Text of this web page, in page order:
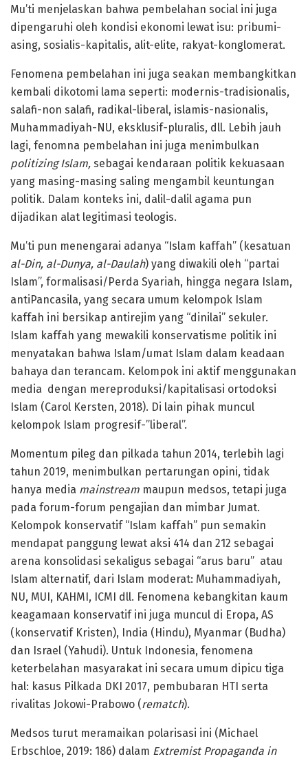
Mu’ti menjelaskan bahwa pembelahan social ini juga
dipengaruhi oleh kondisi ekonomi lewat isu: pribumi-
asing, sosialis-kapitalis, alit-elite, rakyat-konglomerat.
Fenomena pembelahan ini juga seakan membangkitkan
kembali dikotomi lama seperti: modernis-tradisionalis,
salafi-non salafi, radikal-liberal, islamis-nasionalis,
Muhammadiyah-NU, eksklusif-pluralis, dll. Lebih jauh
lagi, fenomna pembelahan ini juga menimbulkan
politizing Islam, sebagai kendaraan politik kekuasaan
yang masing-masing saling mengambil keuntungan
politik. Dalam konteks ini, dalil-dalil agama pun
dijadikan alat legitimasi teologis.
Mu’ti pun menengarai adanya “Islam kaffah” (kesatuan
al-Din, al-Dunya, al-Daulah) yang diwakili oleh “partai
Islam”, formalisasi/Perda Syariah, hingga negara Islam,
antiPancasila, yang secara umum kelompok Islam
kaffah ini bersikap antirejim yang “dinilai” sekuler.
Islam kaffah yang mewakili konservatisme politik ini
menyatakan bahwa Islam/umat Islam dalam keadaan
bahaya dan terancam. Kelompok ini aktif menggunakan
media dengan mereproduksi/kapitalisasi ortodoksi
Islam (Carol Kersten, 2018). Di lain pihak muncul
kelompok Islam progresif-”liberal”.
Momentum pileg dan pilkada tahun 2014, terlebih lagi
tahun 2019, menimbulkan pertarungan opini, tidak
hanya media mainstream maupun medsos, tetapi juga
pada forum-forum pengajian dan mimbar Jumat.
Kelompok konservatif “Islam kaffah” pun semakin
mendapat panggung lewat aksi 414 dan 212 sebagai
arena konsolidasi sekaligus sebagai “arus baru” atau
Islam alternatif, dari Islam moderat: Muhammadiyah,
NU, MUI, KAHMI, ICMI dll. Fenomena kebangkitan kaum
keagamaan konservatif ini juga muncul di Eropa, AS
(konservatif Kristen), India (Hindu), Myanmar (Budha)
dan Israel (Yahudi). Untuk Indonesia, fenomena
keterbelahan masyarakat ini secara umum dipicu tiga
hal: kasus Pilkada DKI 2017, pembubaran HTI serta
rivalitas Jokowi-Prabowo (rematch).
Medsos turut meramaikan polarisasi ini (Michael
Erbschloe, 2019: 186) dalam Extremist Propaganda in